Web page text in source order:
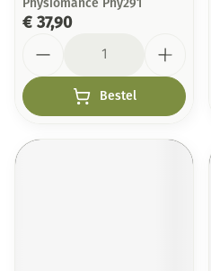
Physiomance Phy291
€ 37,90
Bestel